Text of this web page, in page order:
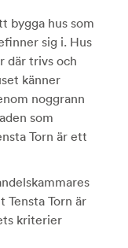
bygga hus som
sig i. Hus
där trivs och
känner
noggrann
som
Torn är ett
Torn är
kriterier